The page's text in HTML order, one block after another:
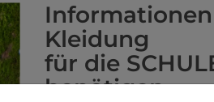
Kleidung
für die
benötigen